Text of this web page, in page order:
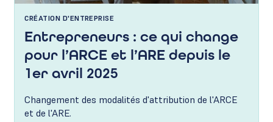
CRÉATION D'ENTREPRISE
Entrepreneurs : ce qui change
pour l’ARCE et l’ARE depuis le
1er avril 2025
Changement des modalités d'attribution de l'ARCE
et de l'ARE.